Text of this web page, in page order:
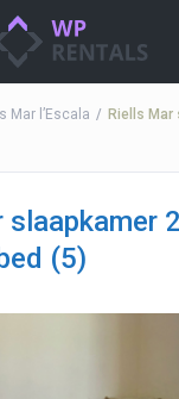
Mar l’Escala
Riells
slaapkamer 2
(5)